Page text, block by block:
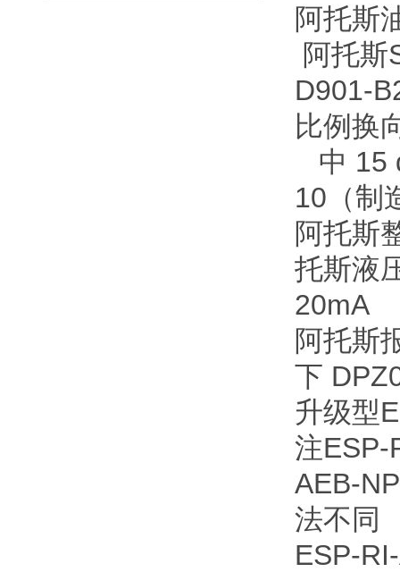
阿托斯
阿托斯
D901-
比例换
中
10（制
阿托斯
托斯液
20mA
阿托斯
下
升级型
注
AEB-
法不同
ESP-